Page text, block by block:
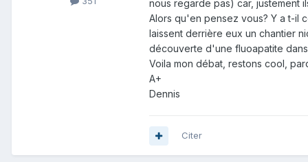
nous regarde pas) car, justement
Alors qu'en pensez vous? Y a t-il
laissent derrière eux un chantier
découverte d'une fluoapatite
Voila mon débat, restons cool,
A+
Dennis
Citer